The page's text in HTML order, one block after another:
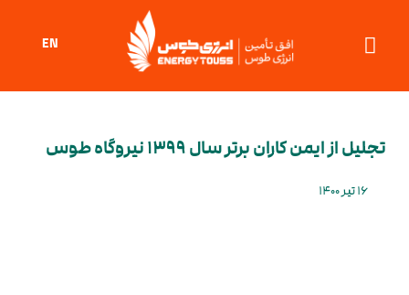
EN
تجلیل از ایمن کاران برتر سال ۱۳۹۹ نیروگاه طوس
16 تیر 1400